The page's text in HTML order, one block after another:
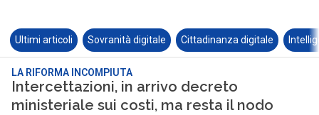
Ultimi articoli Sovranità digitale Cittadinanza digitale
LA RIFORMA INCOMPIUTA
Intercettazioni, in arrivo decreto
ministeriale sui costi, ma resta il nodo